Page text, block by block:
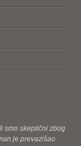
smo skeptični zbog
je prevazišao